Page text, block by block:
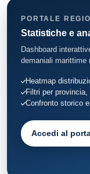
PORTALE
Statistiche e
Dashboard
demaniali marittime
Heatmap
Filtri per
Confronto storico
Accedi al